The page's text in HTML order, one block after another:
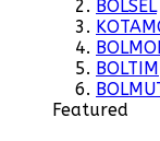
BOLSEL
BOLTIM
Featured